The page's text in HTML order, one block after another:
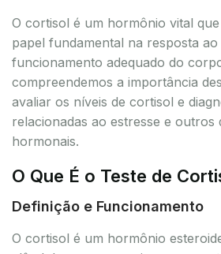
O cortisol é um hormônio vital
papel fundamental na resposta
funcionamento adequado do
compreendemos a importância
avaliar os níveis de cortisol e
relacionadas ao estresse e outros
hormonais.
O Que É o Teste de
Definição e Funcionamento
O cortisol é um hormônio